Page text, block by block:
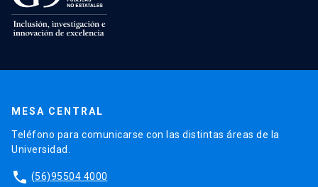
MESA CENTRAL
Teléfono para comunicarse con las distintas áreas de la
Universidad.
phone (56)95504 4000